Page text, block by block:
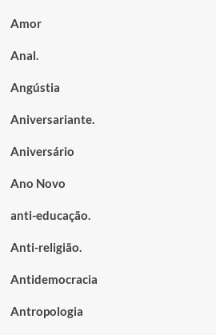
Amor
Anal.
Angústia
Aniversariante.
Aniversário
Ano Novo
anti-educação.
Anti-religião.
Antidemocracia
Antropologia